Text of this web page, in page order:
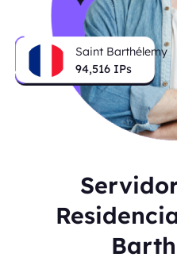
Saint Barthélemy
94,516 IPs